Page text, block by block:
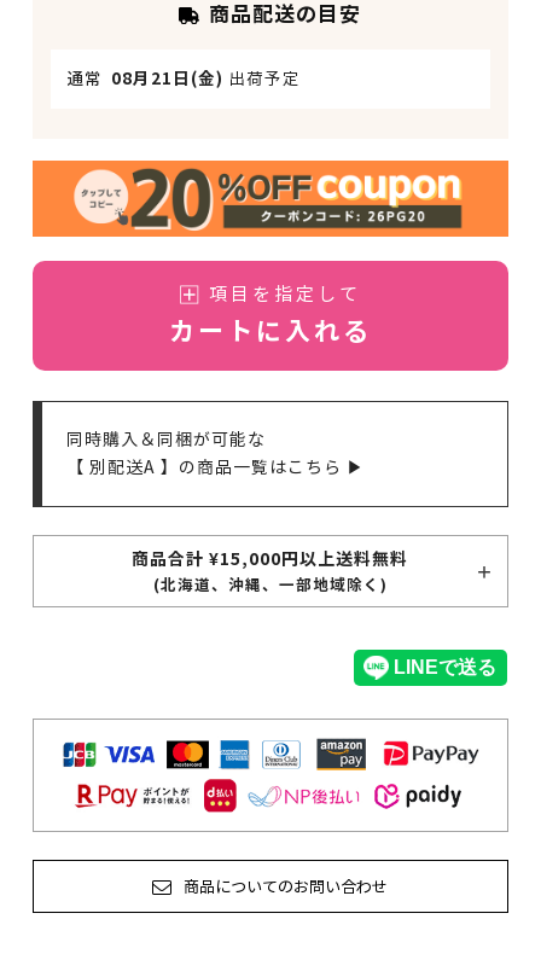
商品配送の目安
通常 08月21日(金) 出荷予定
項目を指定して
カートに入れる
同時購入＆同梱が可能な
【 別配送A 】の商品一覧はこちら ▶
商品合計 ¥15,000円以上送料無料
(北海道、沖縄、一部地域除く)
商品についてのお問い合わせ